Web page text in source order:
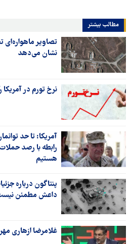
مطالب بیشتر
تصاویر ماهواره‌ای
نشان می‌دهد
نرخ تورم در آمریکا رکورد ۴۰
آمریکا: تا حد
رابطه با رصد
هستیم
پنتاگون درباره
داعش مطمئن
غلامرضا ازهاری